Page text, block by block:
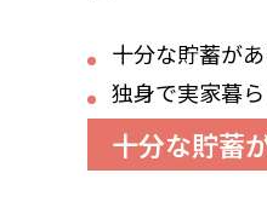
十分な貯蓄が
独身で実家暮
十分な貯蓄